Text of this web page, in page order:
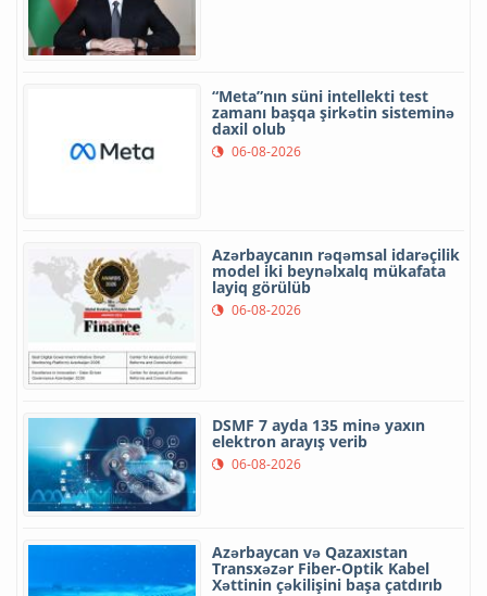
“Meta”nın süni intellekti test
zamanı başqa şirkətin sisteminə
daxil olub
06-08-2026
Azərbaycanın rəqəmsal idarəçilik
model iki beynəlxalq mükafata
layiq görülüb
06-08-2026
DSMF 7 ayda 135 minə yaxın
elektron arayış verib
06-08-2026
Azərbaycan və Qazaxıstan
Transxəzər Fiber-Optik Kabel
Xəttinin çəkilişini başa çatdırıb